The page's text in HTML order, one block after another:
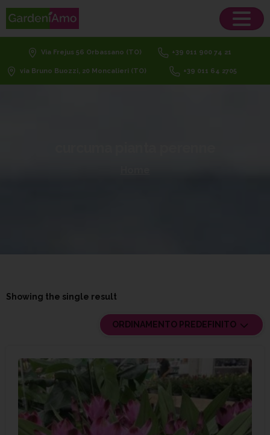
Via Frejus 56 Orbassano (TO) +39 011 900 74 21
via Bruno Buozzi, 20 Moncalieri (TO) +39 011 64 2705
Showing the single result
ORDINAMENTO PREDEFINITO